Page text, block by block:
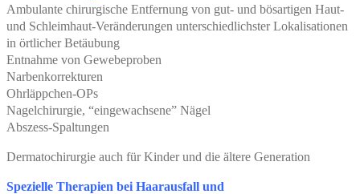
Ambulante chirurgische Entfernung von gut- und bösartigen Haut-
und Schleimhaut-Veränderungen unterschiedlichster Lokalisationen
in örtlicher Betäubung
Entnahme von Gewebeproben
Narbenkorrekturen
Ohrläppchen-OPs
Nagelchirurgie, “eingewachsene” Nägel
Abszess-Spaltungen
Dermatochirurgie auch für Kinder und die ältere Generation
Spezielle Therapien bei Haarausfall und